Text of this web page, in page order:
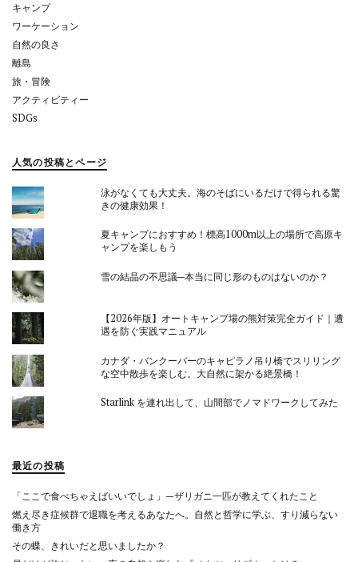
キャンプ
ワーケーション
自然の良さ
離島
旅・冒険
アクティビティー
SDGs
人気の投稿とページ
泳がなくても大丈夫。海のそばにいるだけで得られる驚
きの健康効果！
夏キャンプにおすすめ！標高1000m以上の場所で高原キ
ャンプを楽しもう
雪の結晶の不思議─本当に同じ形のものはないのか？
【2026年版】オートキャンプ場の熊対策完全ガイド｜遭
遇を防ぐ実践マニュアル
カナダ・バンクーバーのキャピラノ吊り橋でスリリング
な空中散歩を楽しむ。大自然に架かる絶景橋！
Starlink を連れ出して、山間部でノマドワークしてみた
最近の投稿
「ここで食べちゃえばいいでしょ」—ザリガニ一匹が教えてくれたこと
燃え尽き症候群で退職を考えるあなたへ。自然と哲学に学ぶ、すり減らない
働き方
その蝶、きれいだと思いましたか？